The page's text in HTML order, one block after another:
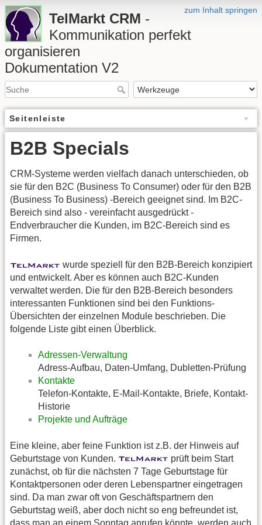
zum Inhalt springen
TelMarkt CRM -
Kommunikation perfekt
organisieren
Dokumentation V2
Seitenleiste
B2B Specials
CRM-Systeme werden vielfach danach unterschieden, ob
sie für den B2C (Business To Consumer) oder für den B2B
(Business To Business) -Bereich geeignet sind. Im B2C-
Bereich sind also - vereinfacht ausgedrückt -
Endverbraucher die Kunden, im B2C-Bereich sind es
Firmen.
wurde speziell für den B2B-Bereich konzipiert
und entwickelt. Aber es können auch B2C-Kunden
verwaltet werden. Die für den B2B-Bereich besonders
interessanten Funktionen sind bei den Funktions-
Übersichten der einzelnen Module beschrieben. Die
folgende Liste gibt einen Überblick.
Adressen-Verwaltung
Adress-Aufbau, Daten-Umfang, Dubletten-Prüfung
Kontakte
Telefon-Kontakte, E-Mail-Kontakte, Briefe, Kontakt-
Historie
Projekte und Aufträge
Eine kleine, aber feine Funktion ist z.B. der Hinweis auf
Geburtstage von Kunden.
prüft beim Start
zunächst, ob für die nächsten 7 Tage Geburtstage für
Kontaktpersonen oder deren Lebenspartner eingetragen
sind. Da man zwar oft von Geschäftspartnern den
Geburtstag weiß, aber doch nicht so eng befreundet ist,
dass man an einem Sonntag anrufen könnte, werden auch